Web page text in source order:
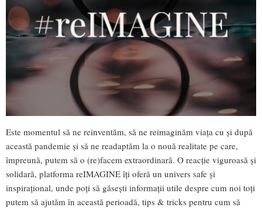
Este momentul să ne reinventăm, să ne reimaginăm viața cu și după
această pandemie și să ne readaptăm la o nouă realitate pe care,
împreună, putem să o (re)facem extraordinară. O reacție viguroasă și
solidară, platforma reIMAGINE îți oferă un univers safe și
inspirațional, unde poți să găsești informații utile despre cum noi toți
putem să ajutăm în această perioadă, tips & tricks pentru cum să